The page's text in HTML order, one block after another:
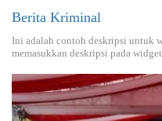
Berita Kriminal
Ini adalah contoh deskripsi untuk
memasukkan deskripsi pada